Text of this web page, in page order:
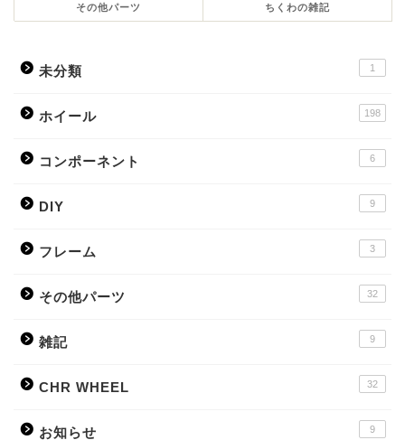
その他パーツ ちくわの雑記
未分類 1
ホイール 198
コンポーネント 6
DIY 9
フレーム 3
その他パーツ 32
雑記 9
CHR WHEEL 32
お知らせ 9